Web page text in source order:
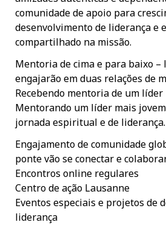
comunidade de apoio para
desenvolvimento de liderança e
compartilhado na missão.
Mentoria de cima e para baixo
engajarão em duas relações de
Recebendo mentoria de um
Mentorando um líder mais
jornada espiritual e de liderança.
Engajamento de comunidade
ponte vão se conectar e
Encontros online regulares
Centro de ação Lausanne
Eventos especiais e projetos de
liderança